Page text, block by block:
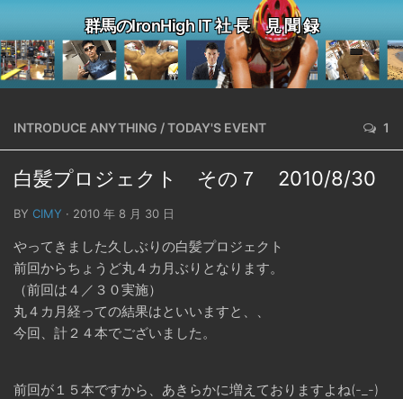
群馬のIronHigh IT 社 長 見 聞 録
INTRODUCE ANYTHING /TODAY'S EVENT 1
白髪プロジェクト その７ 2010/8/30
BY CIMY · 2010 年 8 月 30 日
やってきました久しぶりの白髪プロジェクト
前回からちょうど丸４カ月ぶりとなります。
（前回は４／３０実施）
丸４カ月経っての結果はといいますと、、
今回、計２４本でございました。
前回が１５本ですから、あきらかに増えておりますよね(-_-)